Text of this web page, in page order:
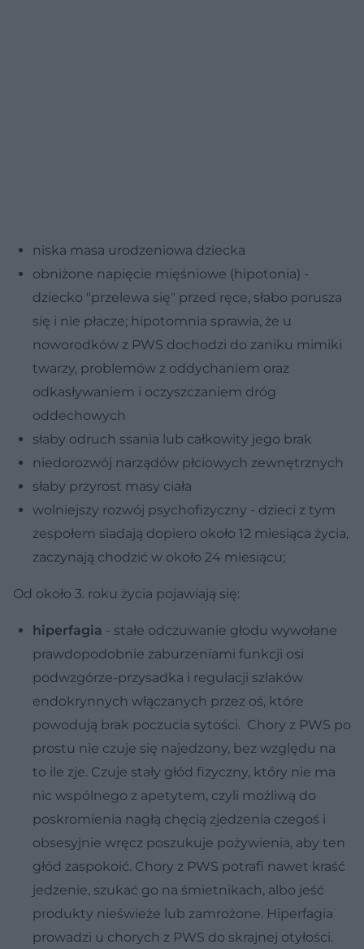
niska masa urodzeniowa dziecka
obniżone napięcie mięśniowe (hipotonia) -
dziecko "przelewa się" przed ręce, słabo porusza
się i nie płacze; hipotomnia sprawia, że u
noworodków z PWS dochodzi do zaniku mimiki
twarzy, problemów z oddychaniem oraz
odkasływaniem i oczyszczaniem dróg
oddechowych
słaby odruch ssania lub całkowity jego brak
niedorozwój narządów płciowych zewnętrznych
słaby przyrost masy ciała
wolniejszy rozwój psychofizyczny - dzieci z tym
zespołem siadają dopiero około 12 miesiąca życia,
zaczynają chodzić w około 24 miesiącu;
Od około 3. roku życia pojawiają się:
hiperfagia - stałe odczuwanie głodu wywołane
prawdopodobnie zaburzeniami funkcji osi
podwzgórze-przysadka i regulacji szlaków
endokrynnych włączanych przez oś, które
powodują brak poczucia sytości. Chory z PWS po
prostu nie czuje się najedzony, bez względu na
to ile zje. Czuje stały głód fizyczny, który nie ma
nic wspólnego z apetytem, czyli możliwą do
poskromienia nagłą chęcią zjedzenia czegoś i
obsesyjnie wręcz poszukuje pożywienia, aby ten
głód zaspokoić. Chory z PWS potrafi nawet kraść
jedzenie, szukać go na śmietnikach, albo jeść
produkty nieświeże lub zamrożone. Hiperfagia
prowadzi u chorych z PWS do skrajnej otyłości.